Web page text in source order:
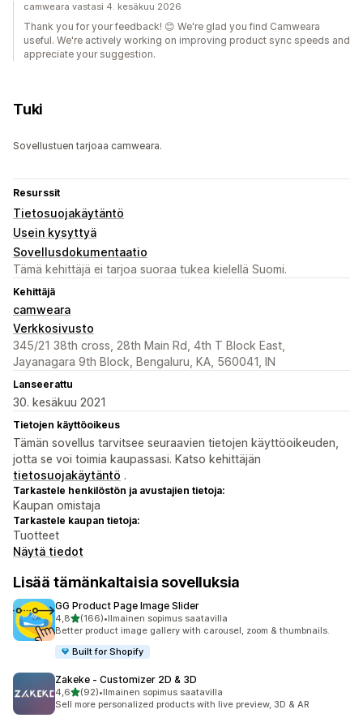
camweara vastasi 4. kesäkuu 2026
Thank you for your feedback! 😊 We're glad you find Camweara
useful. We're actively working on improving product sync speeds and
appreciate your suggestion.
Tuki
Sovellustuen tarjoaa camweara.
Resurssit
Tietosuojakäytäntö
Usein kysyttyä
Sovellusdokumentaatio
Tämä kehittäjä ei tarjoa suoraa tukea kielellä Suomi.
Kehittäjä
camweara
Verkkosivusto
345/21 38th cross, 28th Main Rd, 4th T Block East,
Jayanagara 9th Block, Bengaluru, KA, 560041, IN
Lanseerattu
30. kesäkuu 2021
Tietojen käyttöoikeus
Tämän sovellus tarvitsee seuraavien tietojen käyttöoikeuden,
jotta se voi toimia kaupassasi. Katso kehittäjän
tietosuojakäytäntö .
Tarkastele henkilöstön ja avustajien tietoja:
Kaupan omistaja
Tarkastele kaupan tietoja:
Tuotteet
Näytä tiedot
Lisää tämänkaltaisia sovelluksia
GG Product Page Image Slider
4,8/ 5 tähteä
(166)
166 arvostelua yhteensä
•Ilmainen sopimus saatavilla
Better product image gallery with carousel, zoom & thumbnails.
Built for Shopify
Zakeke ‑ Customizer 2D & 3D
4,6/ 5 tähteä
(92)
92 arvostelua yhteensä
•Ilmainen sopimus saatavilla
Sell more personalized products with live preview, 3D & AR